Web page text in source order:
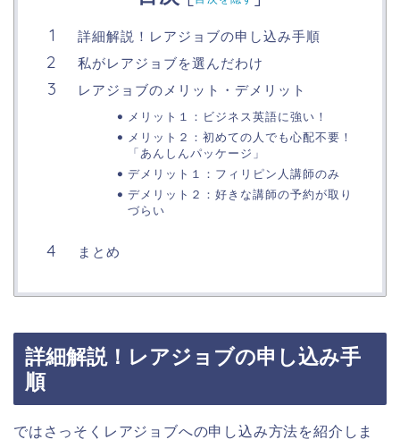
詳細解説！レアジョブの申し込み手順
私がレアジョブを選んだわけ
レアジョブのメリット・デメリット
メリット１：ビジネス英語に強い！
メリット２：初めての人でも心配不要！
「あんしんパッケージ」
デメリット１：フィリピン人講師のみ
デメリット２：好きな講師の予約が取り
づらい
まとめ
詳細解説！レアジョブの申し込み手
順
ではさっそくレアジョブへの申し込み方法を紹介しま